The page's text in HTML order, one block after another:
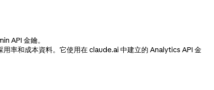
API 金鑰。
率和成本資料。它使用在 claude.ai 中建立的 Analytics API 金